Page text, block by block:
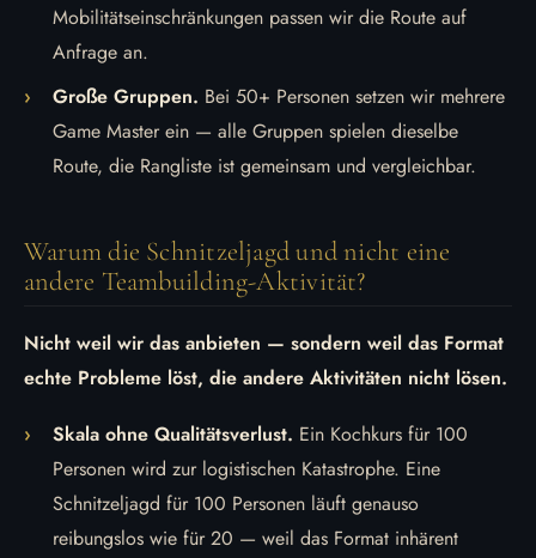
Mobilitätseinschränkungen passen wir die Route auf
Anfrage an.
Große Gruppen. Bei 50+ Personen setzen wir mehrere
Game Master ein — alle Gruppen spielen dieselbe
Route, die Rangliste ist gemeinsam und vergleichbar.
Warum die Schnitzeljagd und nicht eine
andere Teambuilding-Aktivität?
Nicht weil wir das anbieten — sondern weil das Format
echte Probleme löst, die andere Aktivitäten nicht lösen.
Skala ohne Qualitätsverlust. Ein Kochkurs für 100
Personen wird zur logistischen Katastrophe. Eine
Schnitzeljagd für 100 Personen läuft genauso
reibungslos wie für 20 — weil das Format inhärent